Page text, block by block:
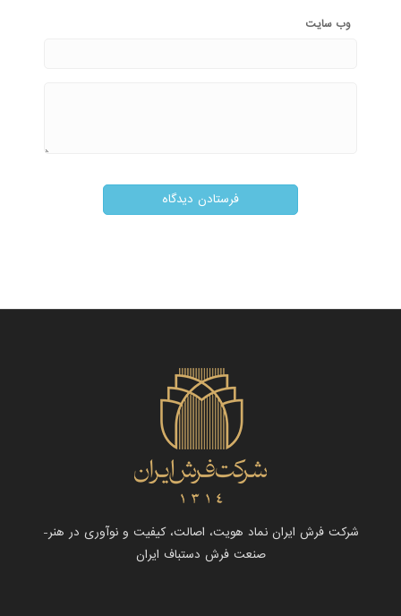
وب‌ سایت
شرکت فرش ایران نماد هویت، اصالت، کیفیت و نوآوری در هنر-
صنعت فرش دستباف ایران